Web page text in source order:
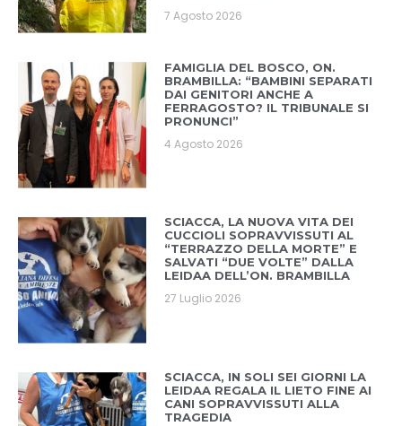
7 Agosto 2026
FAMIGLIA DEL BOSCO, ON.
BRAMBILLA: “BAMBINI SEPARATI
DAI GENITORI ANCHE A
FERRAGOSTO? IL TRIBUNALE SI
PRONUNCI”
4 Agosto 2026
SCIACCA, LA NUOVA VITA DEI
CUCCIOLI SOPRAVVISSUTI AL
“TERRAZZO DELLA MORTE” E
SALVATI “DUE VOLTE” DALLA
LEIDAA DELL’ON. BRAMBILLA
27 Luglio 2026
SCIACCA, IN SOLI SEI GIORNI LA
LEIDAA REGALA IL LIETO FINE AI
CANI SOPRAVVISSUTI ALLA
TRAGEDIA